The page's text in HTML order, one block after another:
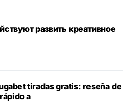
развить креативное
tiradas gratis: reseña de
a